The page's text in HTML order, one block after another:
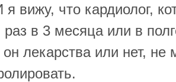
вижу, что кардиолог,
в 3 месяца или в
лекарства или нет, не